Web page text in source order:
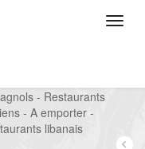
- Restaurants
- A emporter -
libanais